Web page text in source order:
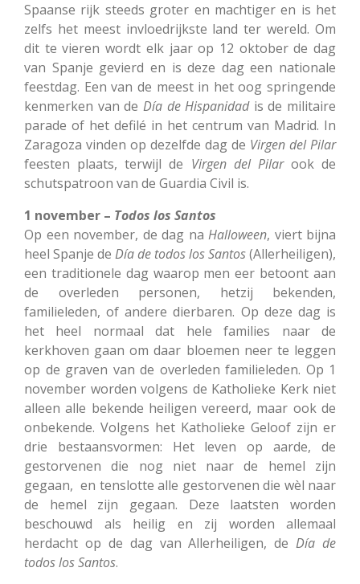
Spaanse rijk steeds groter en machtiger en is het
zelfs het meest invloedrijkste land ter wereld. Om
dit te vieren wordt elk jaar op 12 oktober de dag
van Spanje gevierd en is deze dag een nationale
feestdag. Een van de meest in het oog springende
kenmerken van de Día de Hispanidadis de militaire
parade of het defilé in het centrum van Madrid. In
Zaragoza vinden op dezelfde dag de Virgen del Pilar
feesten plaats, terwijl de Virgen del Pilarook de
schutspatroon van de Guardia Civil is.
1 november – Todos los Santos
Op een november, de dag na Halloween, viert bijna
heel Spanje de Día de todos los Santos(Allerheiligen),
een traditionele dag waarop men eer betoont aan
de overleden personen, hetzij bekenden,
familieleden, of andere dierbaren. Op deze dag is
het heel normaal dat hele families naar de
kerkhoven gaan om daar bloemen neer te leggen
op de graven van de overleden familieleden. Op 1
november worden volgens de Katholieke Kerk niet
alleen alle bekende heiligen vereerd, maar ook de
onbekende. Volgens het Katholieke Geloof zijn er
drie bestaansvormen: Het leven op aarde, de
gestorvenen die nog niet naar de hemel zijn
gegaan, en tenslotte alle gestorvenen die wèl naar
de hemel zijn gegaan. Deze laatsten worden
beschouwd als heilig en zij worden allemaal
herdacht op de dag van Allerheiligen, deDía de
todos los Santos.